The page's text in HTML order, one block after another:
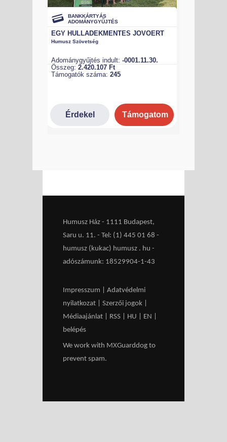
Humusz Ház - 1111 Budapest,
Saru u. 11. - Tel: (1) 445 01 68 -
humusz (kukac) humusz . hu -
adószámunk: 18529904-1-43
Impresszum
Adatvédelmi
nyilatkozat
Szerzői jogok
Médiaajánlat
RSS HU EN
belépés
We work with MXGuarddog to
prevent spam.